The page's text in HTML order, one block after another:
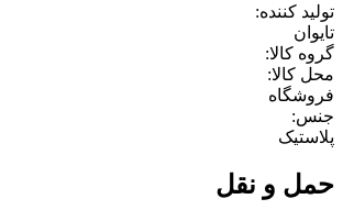
تولید کننده:
تایوان
گروه کالا:
محل کالا:
فروشگاه
جنس:
پلاستیک
حمل و نقل